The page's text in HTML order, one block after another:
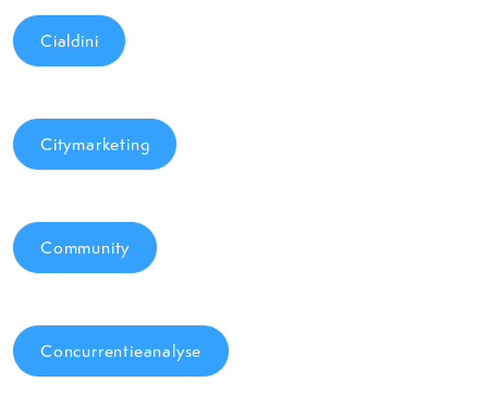
Cialdini
Citymarketing
Community
Concurrentieanalyse